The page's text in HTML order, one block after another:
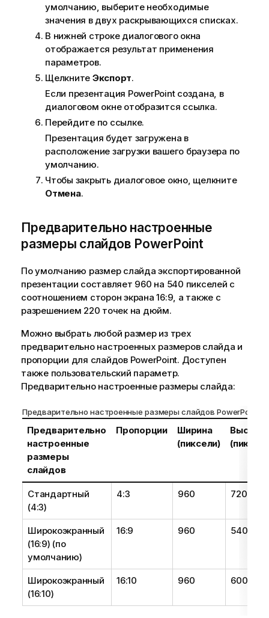
умолчанию, выберите необходимые
значения в двух раскрывающихся списках.
В нижней строке диалогового окна
отображается результат применения
параметров.
Щелкните Экспорт.
Если презентация PowerPointсоздана, в
диалоговом окне отобразится ссылка.
Перейдите по ссылке.
Презентация будет загружена в
расположение загрузки вашего браузера по
умолчанию.
Чтобы закрыть диалоговое окно, щелкните
Отмена.
Предварительно настроенные
размеры слайдов PowerPoint
По умолчанию размер слайда экспортированной
презентации составляет 960 на 540 пикселей с
соотношением сторон экрана 16:9, а также с
разрешением 220 точек на дюйм.
Можно выбрать любой размер из трех
предварительно настроенных размеров слайда и
пропорции для слайдов PowerPoint. Доступен
также пользовательский параметр.
Предварительно настроенные размеры слайда:
Предварительно настроенные размеры слайдов PowerPoint
Предварительно
настроенные
размеры
слайдов
Пропорции
Ширина
(пиксели)
Высота
Стандартный
(4:3)
4:3 960 720
Широкоэкранный
(16:9) (по
умолчанию)
16:9 960 540
Широкоэкранный
(16:10)
16:10 960 600